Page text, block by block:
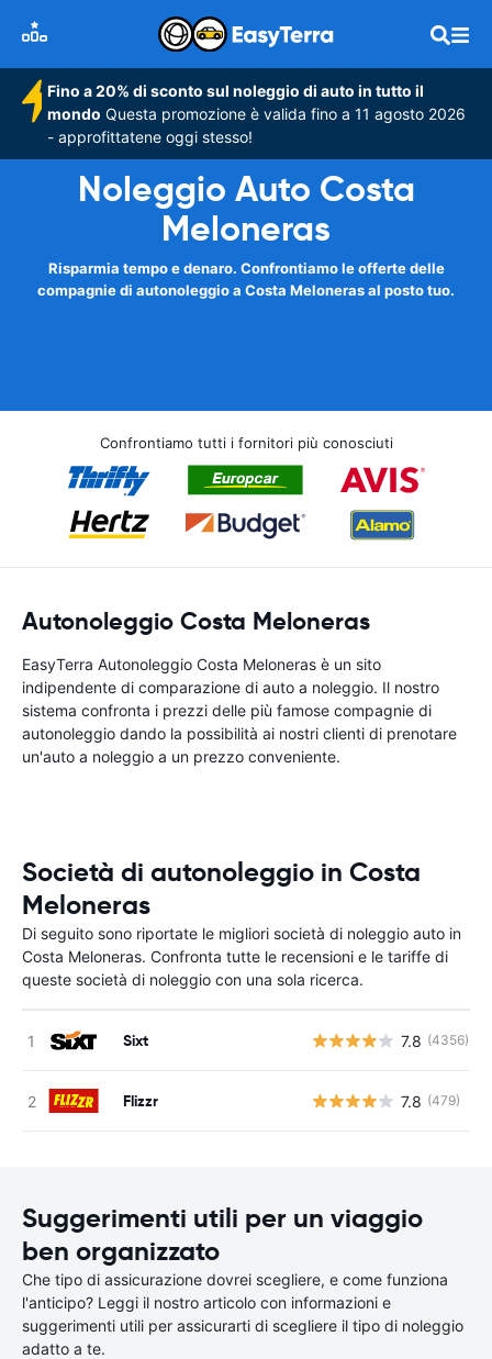
Fino a 20% di sconto sul noleggio di auto in tutto il
mondo Questa promozione è valida fino a 11 agosto 2026
- approfittatene oggi stesso!
Noleggio Auto Costa
Meloneras
Risparmia tempo e denaro. Confrontiamo le offerte delle
compagnie di autonoleggio a Costa Meloneras al posto tuo.
Confrontiamo tutti i fornitori più conosciuti
Autonoleggio Costa Meloneras
EasyTerra Autonoleggio Costa Meloneras è un sito
indipendente di comparazione di auto a noleggio. Il nostro
sistema confronta i prezzi delle più famose compagnie di
autonoleggio dando la possibilità ai nostri clienti di prenotare
un'auto a noleggio a un prezzo conveniente.
Società di autonoleggio in Costa
Meloneras
Di seguito sono riportate le migliori società di noleggio auto in
Costa Meloneras. Confronta tutte le recensioni e le tariffe di
queste società di noleggio con una sola ricerca.
Sixt 7.8 (4356)
Flizzr 7.8 (479)
Suggerimenti utili per un viaggio
ben organizzato
Che tipo di assicurazione dovrei scegliere, e come funziona
l'anticipo? Leggi il nostro articolo con informazioni e
suggerimenti utili per assicurarti di scegliere il tipo di noleggio
adatto a te.